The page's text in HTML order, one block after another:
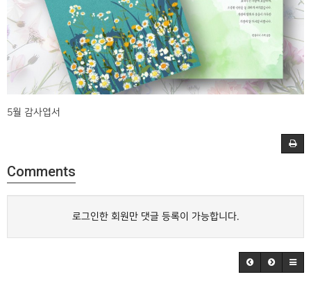
5월 감사엽서
Comments
로그인한 회원만 댓글 등록이 가능합니다.